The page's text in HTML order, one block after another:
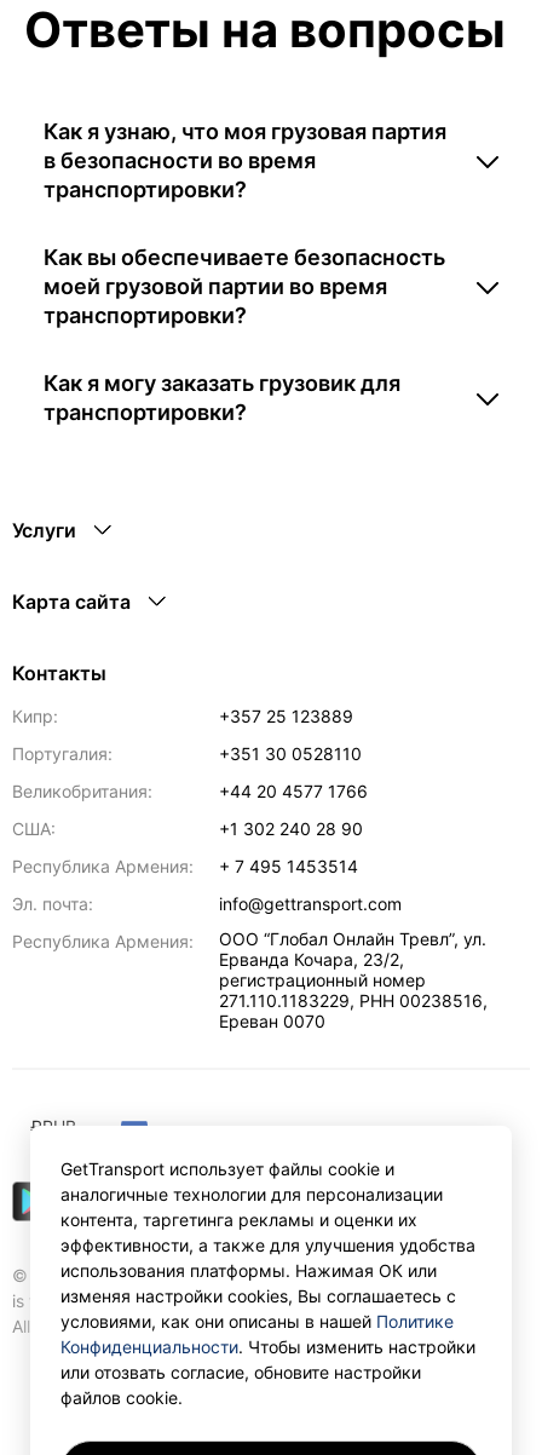
Ответы на вопросы
Как я узнаю, что моя грузовая партия
в безопасности во время
транспортировки?
Как вы обеспечиваете безопасность
моей грузовой партии во время
транспортировки?
Как я могу заказать грузовик для
транспортировки?
Услуги
Карта сайта
Контакты
Кипр:
+357 25 123889
Португалия:
+351 30 0528110
Великобритания:
+44 20 4577 1766
США:
+1 302 240 28 90
Республика Армения:
+ 7 495 1453514
Эл. почта:
info@gettransport.com
Республика Армения:
ООО “Глобал Онлайн Тревл”, ул.
Ерванда Кочара, 23/2,
регистрационный номер
271.110.1183229, РНН 00238516,
Ереван 0070
© Gettransport International Limited. GetTransport®
is trademark of Gettransport International Limited.
All rights reserved.
₽RUB
GetTransport использует файлы cookie и
аналогичные технологии для персонализации
контента, таргетинга рекламы и оценки их
эффективности, а также для улучшения удобства
использования платформы. Нажимая ОК или
изменяя настройки cookies, Вы соглашаетесь с
условиями, как они описаны в нашей Политике
Конфиденциальности. Чтобы изменить настройки
или отозвать согласие, обновите настройки
файлов cookie.